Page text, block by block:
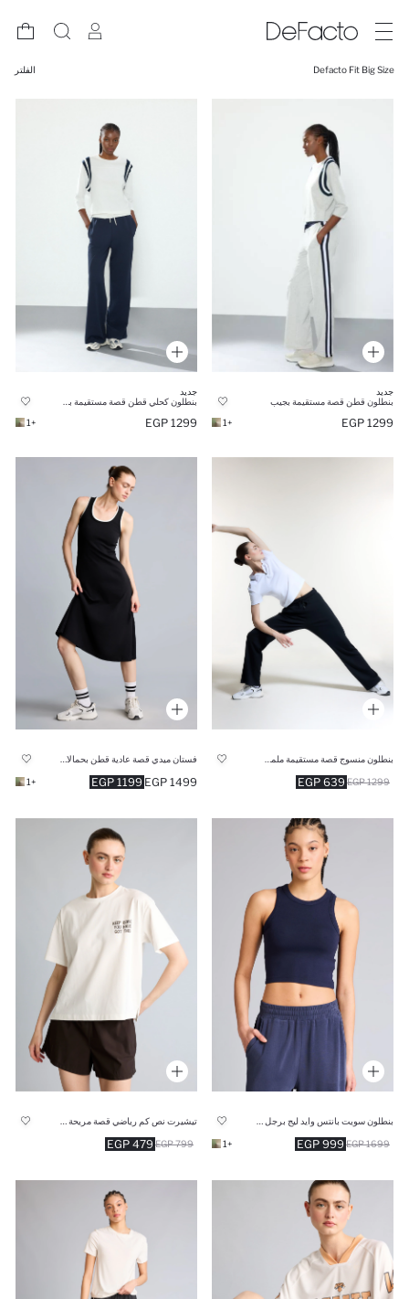
Defacto Fit Big Size الفلتر
جديد
بنطلون قطن قصة مستقيمة بجيب
1299 EGP
+1
جديد
1299 EGP
+1
639 EGP 1299 EGP
1199 EGP 1499 EGP
+1
999 EGP 1699 EGP
+1
479 EGP 799 EGP